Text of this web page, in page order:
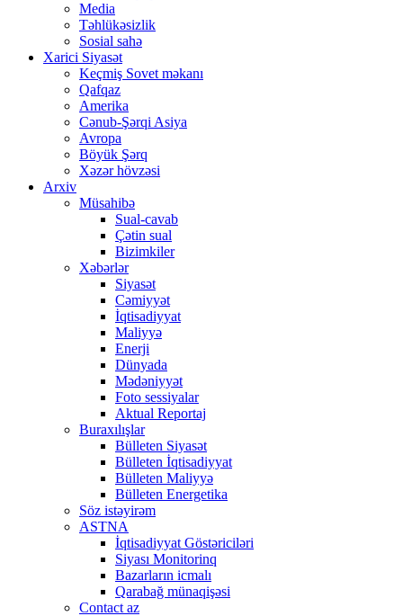
Media
Təhlükəsizlik
Sosial sahə
Xarici Siyasət
Keçmiş Sovet məkanı
Qafqaz
Amerika
Cənub-Şərqi Asiya
Avropa
Böyük Şərq
Xəzər hövzəsi
Arxiv
Müsahibə
Sual-cavab
Çətin sual
Bizimkiler
Xəbərlər
Siyasət
Cəmiyyət
İqtisadiyyat
Maliyyə
Enerji
Dünyada
Mədəniyyət
Foto sessiyalar
Aktual Reportaj
Buraxılışlar
Bülleten Siyasət
Bülleten İqtisadiyyat
Bülleten Maliyyə
Bülleten Energetika
Söz istəyirəm
ASTNA
İqtisadiyyat Göstəriciləri
Siyası Monitorinq
Bazarların icmalı
Qarabağ münaqişəsi
Contact az